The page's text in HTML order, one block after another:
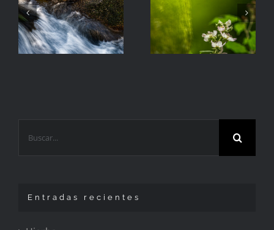
Hierba
Zarzamora
Entradas recientes